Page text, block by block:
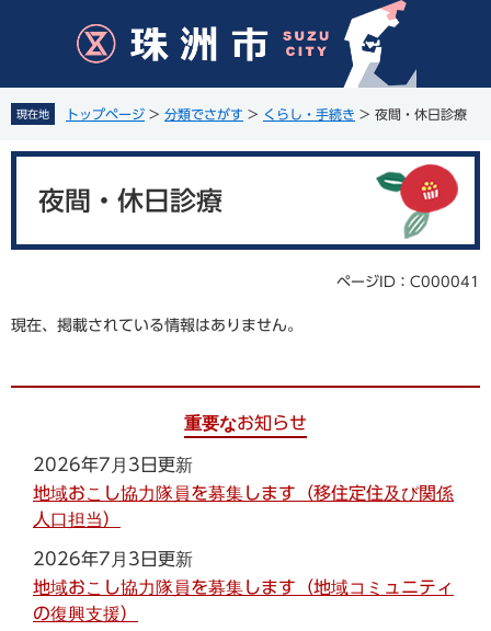
先
頭
で
を
飛
ば
現在地 トップページ > 分類でさがす > くらし・手続き > 夜間・休日診療
夜間・休日診療
ページID：C000041
現在、掲載されている情報はありません。
重要なお知らせ
2026年7月3日更新
地域おこし協力隊員を募集します（移住定住及び関係
人口担当）
2026年7月3日更新
地域おこし協力隊員を募集します（地域コミュニティ
の復興支援）